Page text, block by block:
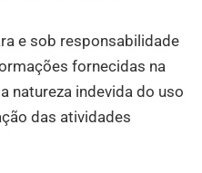
e sob responsabilidade
fornecidas na
natureza indevida do uso
das atividades